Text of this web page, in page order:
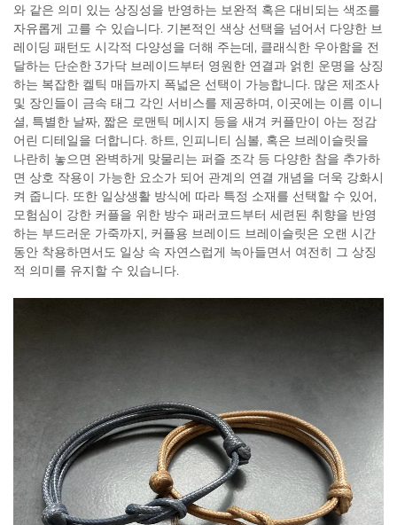
와 같은 의미 있는 상징성을 반영하는 보완적 혹은 대비되는 색조를
자유롭게 고를 수 있습니다. 기본적인 색상 선택을 넘어서 다양한 브
레이딩 패턴도 시각적 다양성을 더해 주는데, 클래식한 우아함을 전
달하는 단순한 3가닥 브레이드부터 영원한 연결과 얽힌 운명을 상징
하는 복잡한 켈틱 매듭까지 폭넓은 선택이 가능합니다. 많은 제조사
및 장인들이 금속 태그 각인 서비스를 제공하며, 이곳에는 이름 이니
셜, 특별한 날짜, 짧은 로맨틱 메시지 등을 새겨 커플만이 아는 정감
어린 디테일을 더합니다. 하트, 인피니티 심볼, 혹은 브레이슬릿을
나란히 놓으면 완벽하게 맞물리는 퍼즐 조각 등 다양한 참을 추가하
면 상호 작용이 가능한 요소가 되어 관계의 연결 개념을 더욱 강화시
켜 줍니다. 또한 일상생활 방식에 따라 특정 소재를 선택할 수 있어,
모험심이 강한 커플을 위한 방수 패러코드부터 세련된 취향을 반영
하는 부드러운 가죽까지, 커플용 브레이드 브레이슬릿은 오랜 시간
동안 착용하면서도 일상 속 자연스럽게 녹아들면서 여전히 그 상징
적 의미를 유지할 수 있습니다.